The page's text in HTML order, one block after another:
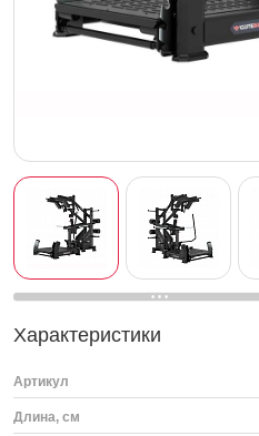
Характеристики
Артикул
Длина, см